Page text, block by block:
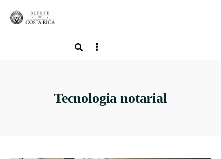
Tecnologia notarial